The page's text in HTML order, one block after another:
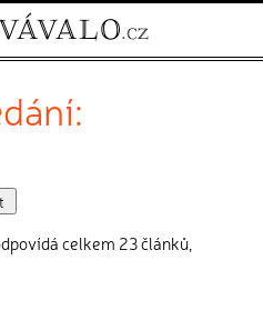
celkem 23 článků,